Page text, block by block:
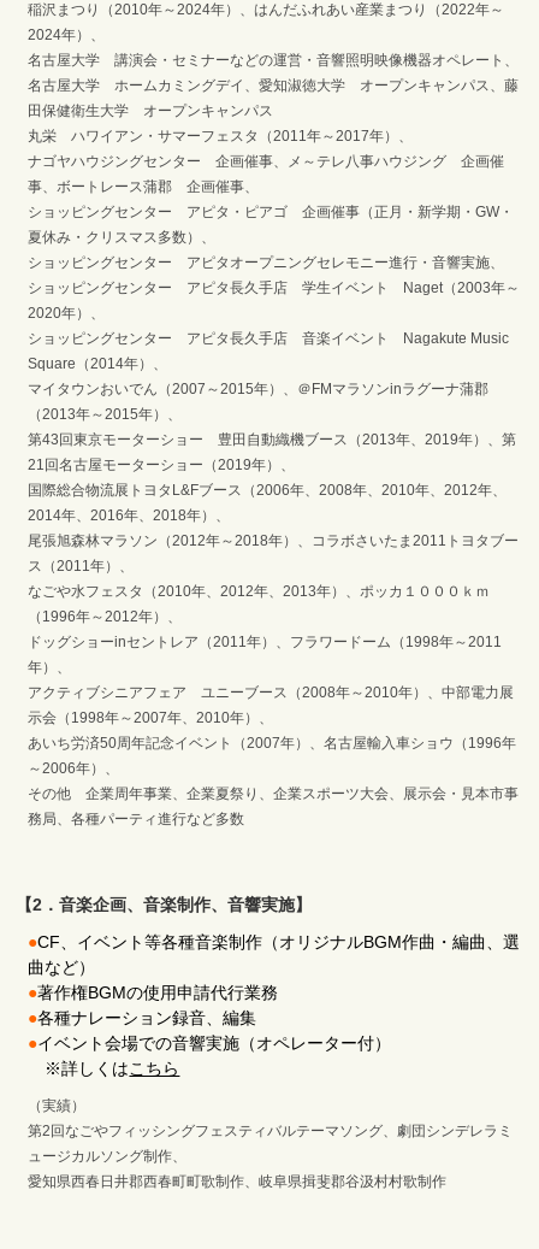
稲沢まつり（2010年～2024年）、はんだふれあい産業まつり（2022年～
2024年）、
名古屋大学 講演会・セミナーなどの運営・音響照明映像機器オペレート、
名古屋大学 ホームカミングデイ、愛知淑徳大学 オープンキャンパス、藤
田保健衛生大学 オープンキャンパス
丸栄 ハワイアン・サマーフェスタ（2011年～2017年）、
ナゴヤハウジングセンター 企画催事、メ～テレ八事ハウジング 企画催
事、ボートレース蒲郡 企画催事、
ショッピングセンター アピタ・ピアゴ 企画催事（正月・新学期・GW・
夏休み・クリスマス多数）、
ショッピングセンター アピタオープニングセレモニー進行・音響実施、
ショッピングセンター アピタ長久手店 学生イベント Naget（2003年～
2020年）、
ショッピングセンター アピタ長久手店 音楽イベント Nagakute Music
Square（2014年）、
マイタウンおいでん（2007～2015年）、＠FMマラソンinラグーナ蒲郡
（2013年～2015年）、
第43回東京モーターショー 豊田自動織機ブース（2013年、2019年）、第
21回名古屋モーターショー（2019年）、
国際総合物流展トヨタL&Fブース（2006年、2008年、2010年、2012年、
2014年、2016年、2018年）、
尾張旭森林マラソン（2012年～2018年）、コラボさいたま2011トヨタブー
ス（2011年）、
なごや水フェスタ（2010年、2012年、2013年）、ポッカ１０００ｋｍ
（1996年～2012年）、
ドッグショーinセントレア（2011年）、フラワードーム（1998年～2011
年）、
アクティブシニアフェア ユニーブース（2008年～2010年）、中部電力展
示会（1998年～2007年、2010年）、
あいち労済50周年記念イベント（2007年）、名古屋輸入車ショウ（1996年
～2006年）、
その他 企業周年事業、企業夏祭り、企業スポーツ大会、展示会・見本市事
務局、各種パーティ進行など多数
【2．音楽企画、音楽制作、音響実施】
●CF、イベント等各種音楽制作（オリジナルBGM作曲・編曲、選
曲など）
●著作権BGMの使用申請代行業務
●各種ナレーション録音、編集
●イベント会場での音響実施（オペレーター付）
※詳しくはこちら
（実績）
第2回なごやフィッシングフェスティバルテーマソング、劇団シンデレラミ
ュージカルソング制作、
愛知県西春日井郡西春町町歌制作、岐阜県揖斐郡谷汲村村歌制作